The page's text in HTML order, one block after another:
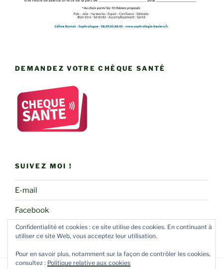
DEMANDEZ VOTRE CHÈQUE SANTÉ
SUIVEZ MOI !
E-mail
Facebook
Confidentialité et cookies : ce site utilise des cookies. En continuant à
utiliser ce site Web, vous acceptez leur utilisation.
Pour en savoir plus, notamment sur la façon de contrôler les cookies,
consultez : Politique relative aux cookies